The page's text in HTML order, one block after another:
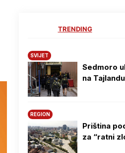
TRENDING
SVIJET
Sedmoro
na
REGION
Priština
za “ratni